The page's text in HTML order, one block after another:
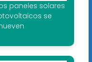
paneles solares
se